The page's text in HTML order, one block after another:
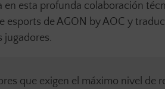
en esta profunda colaboración
esports de AGON by AOC y
jugadores.
que exigen el máximo nivel de